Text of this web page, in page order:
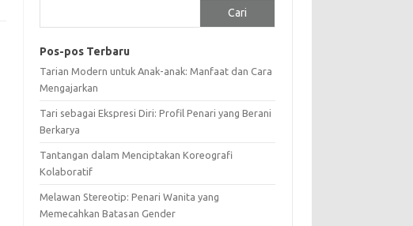
Cari
Pos-pos Terbaru
Tarian Modern untuk Anak-anak: Manfaat dan Cara
Mengajarkan
Tari sebagai Ekspresi Diri: Profil Penari yang Berani
Berkarya
Tantangan dalam Menciptakan Koreografi
Kolaboratif
Melawan Stereotip: Penari Wanita yang
Memecahkan Batasan Gender